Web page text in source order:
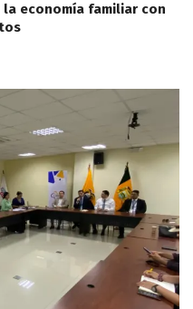
economía familiar con